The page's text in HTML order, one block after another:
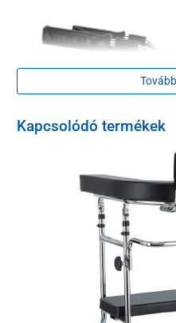
Kapcsolódó termékek